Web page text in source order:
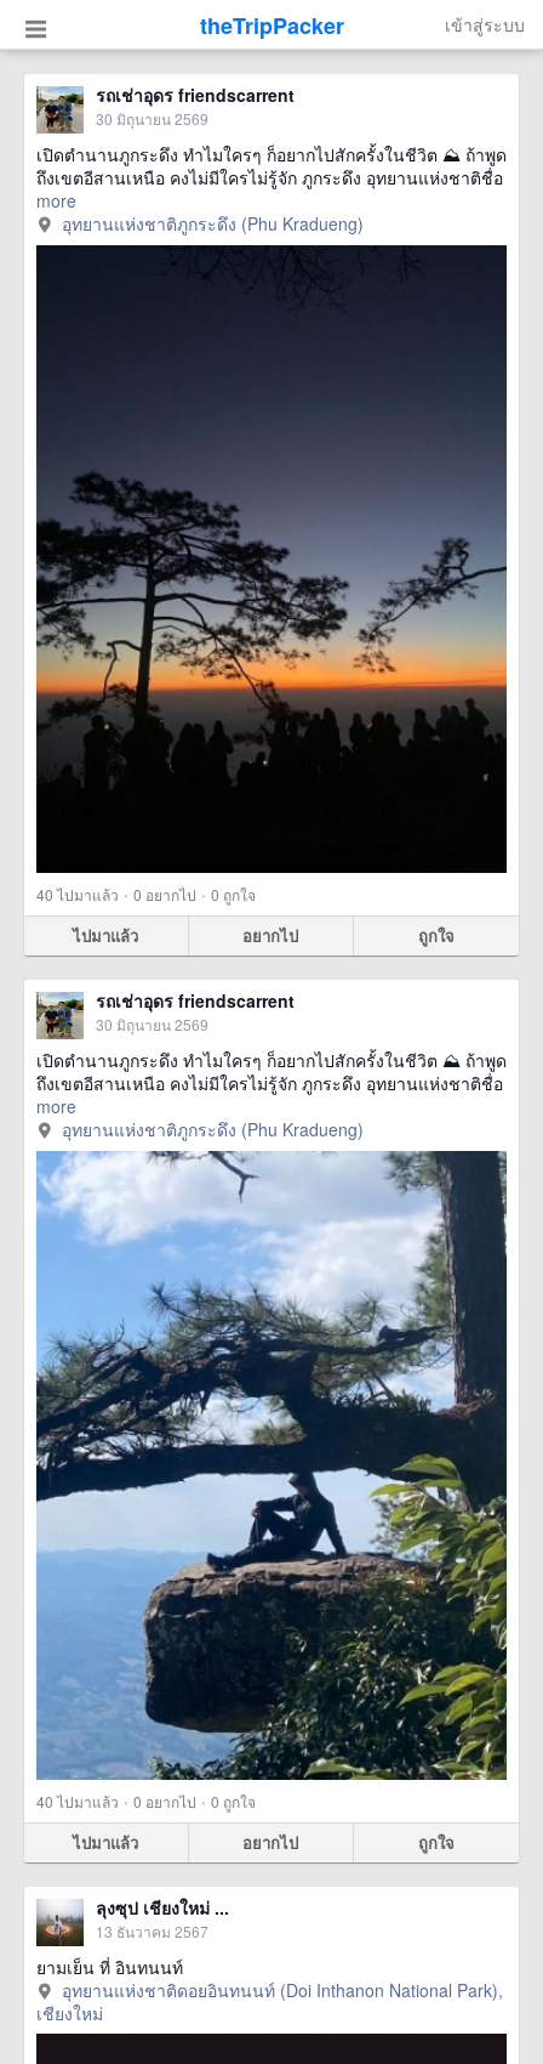
theTripPacker เข้าสู่ระบบ
รถเช่าอุดร friendscarrent
30 มิถุนายน 2569
เปิดตำนานภูกระดึง ทำไมใครๆ ก็อยากไปสักครั้งในชีวิต ⛰️ ถ้าพูด
ถึงเขตอีสานเหนือ คงไม่มีใครไม่รู้จัก ภูกระดึง อุทยานแห่งชาติชื่อ
more
อุทยานแห่งชาติภูกระดึง (Phu Kradueng)
40ไปมาแล้ว · 0 อยากไป · 0 ถูกใจ
ไปมาแล้ว อยากไป ถูกใจ
รถเช่าอุดร friendscarrent
30 มิถุนายน 2569
เปิดตำนานภูกระดึง ทำไมใครๆ ก็อยากไปสักครั้งในชีวิต ⛰️ ถ้าพูด
ถึงเขตอีสานเหนือ คงไม่มีใครไม่รู้จัก ภูกระดึง อุทยานแห่งชาติชื่อ
more
อุทยานแห่งชาติภูกระดึง (Phu Kradueng)
40ไปมาแล้ว · 0 อยากไป · 0 ถูกใจ
ไปมาแล้ว อยากไป ถูกใจ
ลุงซุป เชียงใหม่ ...
13 ธันวาคม 2567
ยามเย็น ที่ อินทนนท์
อุทยานแห่งชาติดอยอินทนนท์ (Doi Inthanon National Park),
เชียงใหม่